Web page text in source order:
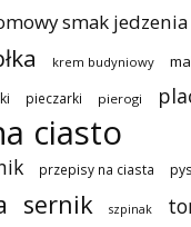
smak jedzenia
krem budyniowy
pieczarki pierogi
ciasto
przepisy na ciasta
sernik szpinak